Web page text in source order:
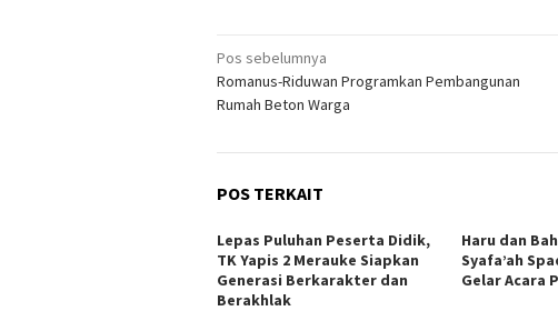
Navigasi
pos
Pos sebelumnya
Romanus-Riduwan Programkan Pembangunan
Rumah Beton Warga
POS TERKAIT
Lepas Puluhan Peserta Didik,
TK Yapis 2 Merauke Siapkan
Generasi Berkarakter dan
Berakhlak
Haru dan
Syafa’ah
Gelar Acara